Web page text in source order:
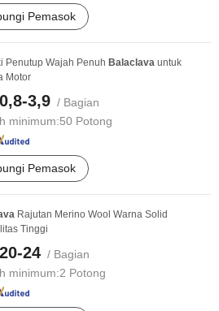
Pemasok
Penutup Wajah Penuh Balaclava untuk
Motor
3,9 / Bagian
minimum:50 Potong
Pemasok
Rajutan Merino Wool Warna Solid
Tinggi
24 / Bagian
minimum:2 Potong